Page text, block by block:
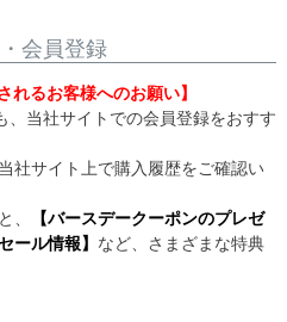
会員登録
れるお客様へのお願い】
当社サイトでの会員登録をおすす
社サイト上で購入履歴をご確認い
、
【バースデークーポンのプレゼ
ール情報】 など、さまざまな特典